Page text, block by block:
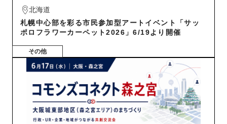
北海道
札幌中心部を彩る市民参加型アートイベント「サッ
ポロフラワーカーペット2026」6/19より開催
その他